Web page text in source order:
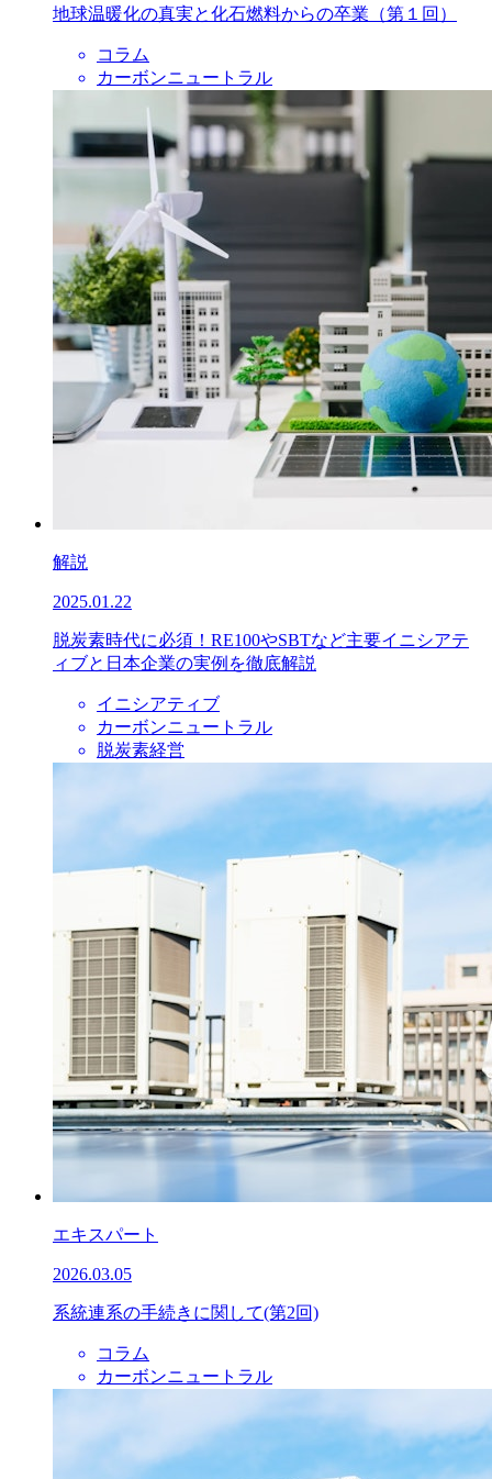
地球温暖化の真実と化石燃料からの卒業（第１回）
コラム
カーボンニュートラル
解説
2025.01.22
脱炭素時代に必須！RE100やSBTなど主要イニシアテ
ィブと日本企業の実例を徹底解説
イニシアティブ
カーボンニュートラル
脱炭素経営
エキスパート
2026.03.05
系統連系の手続きに関して(第2回)
コラム
カーボンニュートラル